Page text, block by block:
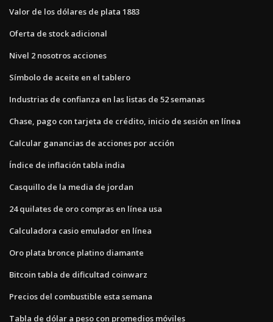
Valor de los dólares de plata 1883
Oferta de stock adicional
Nivel 2 nosotros acciones
Símbolo de aceite en el tablero
Industrias de confianza en las listas de 52 semanas
Chase, pago con tarjeta de crédito, inicio de sesión en línea
Calcular ganancias de acciones por acción
Índice de inflación tabla india
Casquillo de la media de jordan
24 quilates de oro compras en línea usa
Calculadora casio emulador en línea
Oro plata bronce platino diamante
Bitcoin tabla de dificultad coinwarz
Precios del combustible esta semana
Tabla de dólar a peso con promedios móviles